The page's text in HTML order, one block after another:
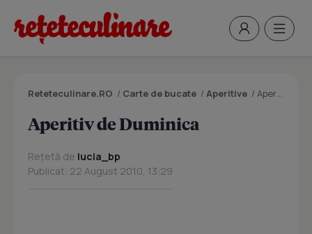
Reteteculinare.RO / Carte de bucate / Aperitive / Aperitiv de Duminica
Aperitiv de Duminica
Rețetă de lucia_bp
Publicat: 22 August 2010, 13:29